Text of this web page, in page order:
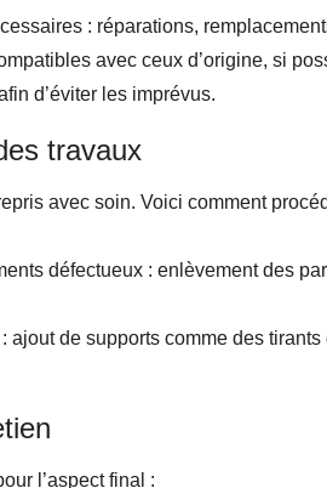
: réparations,
avec ceux d’origine, si
d’éviter les imprévus.
travaux
avec soin. Voici comment
défectueux : enlèvement des
ajout de supports comme des
l’aspect final :